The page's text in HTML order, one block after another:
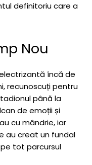
definitoriu care a
Nou
încă de
recunoscuți pentru
până la
de emoții și
cu mândrie, iar
au creat un fundal
tot parcursul